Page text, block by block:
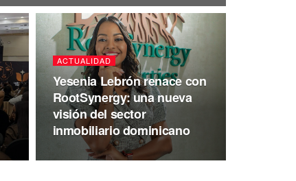
ACTUALIDAD
Yesenia Lebrón renace con
RootSynergy: una nueva
visión del sector
inmobiliario dominicano